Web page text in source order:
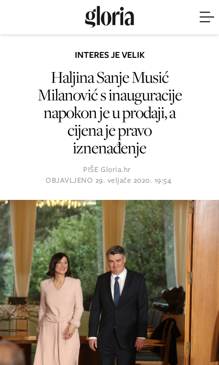
INTERES JE VELIK
Haljina Sanje Musić
Milanović s inauguracije
napokon je u prodaji, a
cijena je pravo
iznenađenje
PIŠE Gloria.hr
OBJAVLJENO 29. veljače 2020. 19:54